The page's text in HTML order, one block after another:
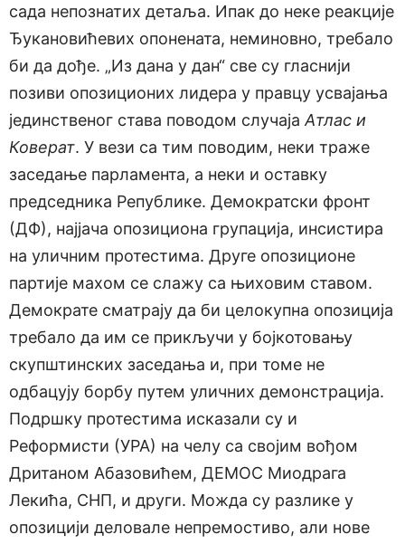
сада непознатих детаља. Ипак до неке реакције
Ђукановићевих опонената, неминовно, требало
би да дође. „Из дана у дан“ све су гласнији
позиви опозиционих лидера у правцу усвајања
јединственог става поводом случаја Атлас и
Коверат. У вези са тим поводим, неки траже
заседање парламента, а неки и оставку
председника Републике. Демократски фронт
(ДФ), најјача опозициона групација, инсистира
на уличним протестима. Друге опозиционе
партије махом се слажу са њиховим ставом.
Демократе сматрају да би целокупна опозиција
требало да им се прикључи у бојкотовању
скупштинских заседања и, при томе не
одбацују борбу путем уличних демонстрација.
Подршку протестима исказали су и
Реформисти (УРА) на челу са својим вођом
Дританом Абазовићем, ДЕМОС Миодрага
Лекића, СНП, и други. Можда су разлике у
опозицији деловале непремостиво, али нове